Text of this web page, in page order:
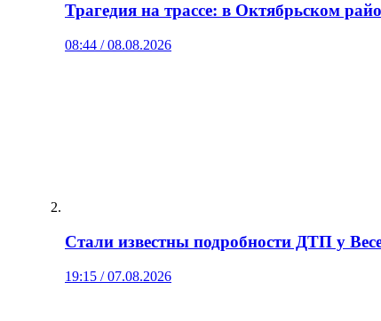
Трагедия на трассе: в Октябрьском
08:44 / 08.08.2026
Стали известны подробности ДТП у
19:15 / 07.08.2026